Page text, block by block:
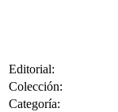
Editorial:
Colección:
Categoría: